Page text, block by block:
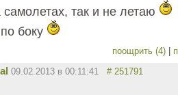
так и не летаю
боку
поощрить (4)
09.02.2013 в 00:11:41 # 251791